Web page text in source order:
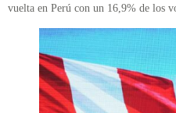
vuelta en Perú con un 16,9% de los